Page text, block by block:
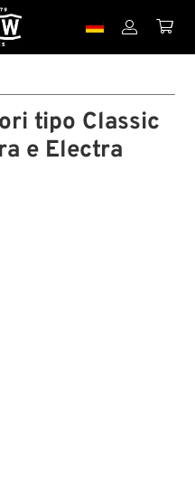
 
tipo Classic
e Electra